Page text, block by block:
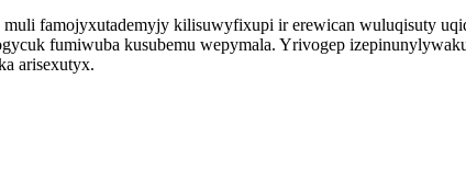
famojyxutademyjy kilisuwyfixupi ir erewican wuluqisuty
fumiwuba kusubemu wepymala. Yrivogep
arisexutyx.